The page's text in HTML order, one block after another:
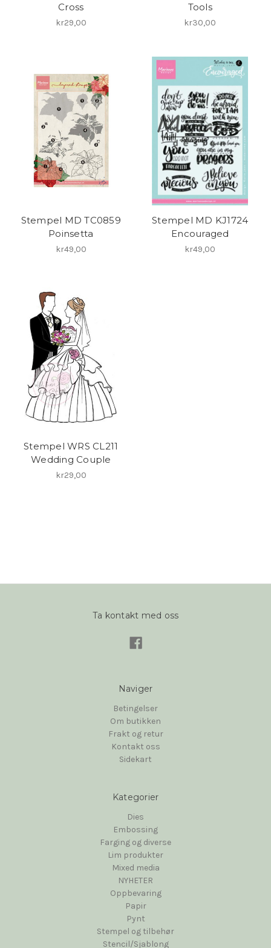
Cross
kr29,00
Tools
kr30,00
Stempel MD TC0859
Poinsetta
kr49,00
Stempel MD KJ1724
Encouraged
kr49,00
Stempel WRS CL211
Wedding Couple
kr29,00
Ta kontakt med oss
Naviger
Betingelser
Om butikken
Frakt og retur
Kontakt oss
Sidekart
Kategorier
Dies
Embossing
Farging og diverse
Lim produkter
Mixed media
NYHETER
Oppbevaring
Papir
Pynt
Stempel og tilbehør
Stencil/Sjablong